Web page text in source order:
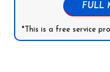
FULL
*This is a free service